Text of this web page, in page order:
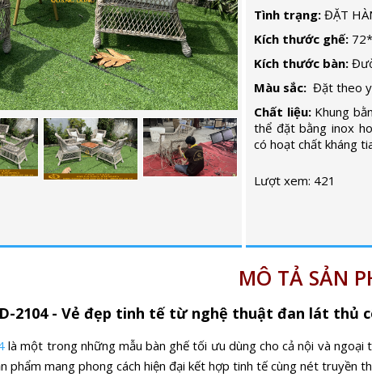
Tình trạng: ĐẶT
Kích thước ghế:
Kích thước bàn:
Màu sắc: Đặt theo
Chất liệu:Khung
thể đặt bằng inox
có hoạt chất kháng
Lượt xem: 421
MÔ TẢ SẢN
2104 - Vẻ đẹp tinh tế từ nghệ thuật đan lát thủ
là một trong những mẫu bàn ghế tối ưu dùng cho cả nội và
phẩm mang phong cách hiện đại kết hợp tinh tế cùng nét